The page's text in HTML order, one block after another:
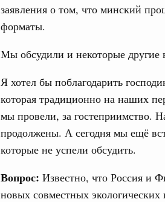
заявления о том, что минский
форматы.
Мы обсудили и некоторые другие
Я хотел бы поблагодарить
которая традиционно на наших
мы провели, за гостеприимство.
продолжены. А сегодня мы ещё
которые не успели обсудить.
Вопрос: Известно, что Россия и
новых совместных